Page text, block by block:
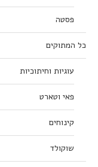
פסטה
כל המתוקים
עוגיות וחיתוכיות
פאי וטארט
קינוחים
שוקולד